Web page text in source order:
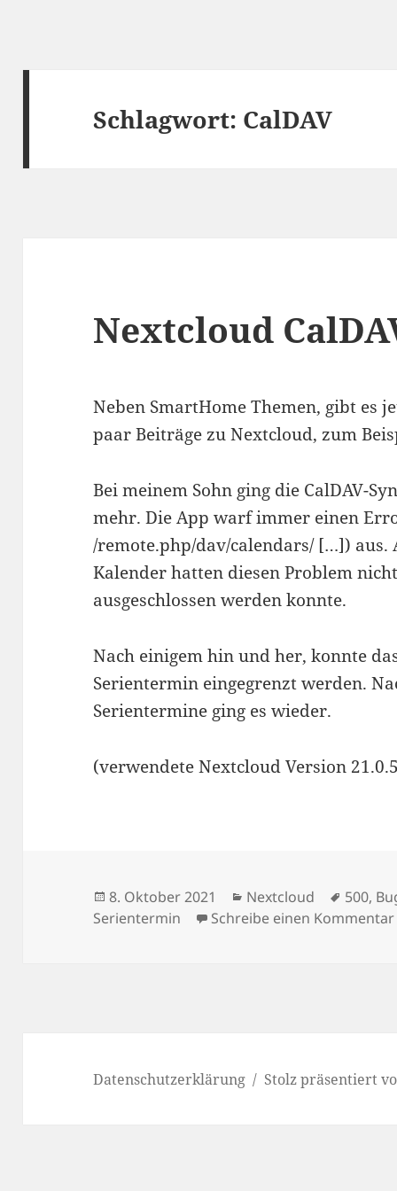
Schlagwort: CalDAV
Nextcloud
Neben SmartHome Themen, gibt es
paar Beiträge zu Nextcloud, zum
Bei meinem Sohn ging die CalDAV-
mehr. Die App warf immer einen
/remote.php/dav/calendars/ […])
Kalender hatten diesen Problem
ausgeschlossen werden konnte.
Nach einigem hin und her, konnte
Serientermin eingegrenzt werden.
Serientermine ging es wieder.
(verwendete Nextcloud Version
Veröffentlicht
am
8. Oktober 2021 Kategorien
Nextcloud 500,
Serientermin
Schreibe einen Kommentar
Datenschutzerklärung Stolz präsentiert